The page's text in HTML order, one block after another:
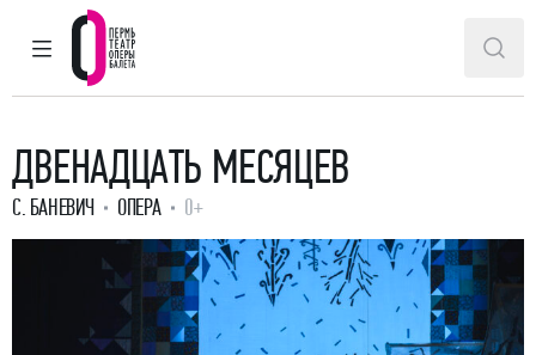
ГЛАВНОЕ МЕНЮ
Пермский театр оперы и балета
ДВЕНАДЦАТЬ МЕСЯЦЕВ
С. БАНЕВИЧ ОПЕРА 0+